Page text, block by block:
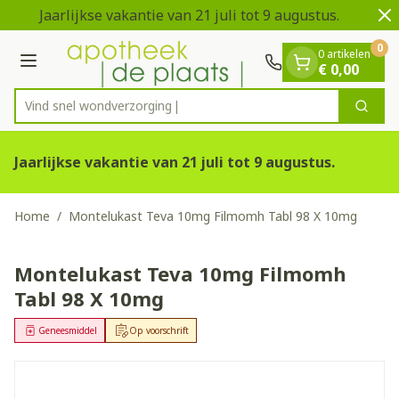
Ga naar de inhoud
1 van 2
Jaarlijkse vakantie van 21 juli tot 9 augustus.
Menu
Product, merk, categorie...
Vind snel wondv Zoek
0 artikelen
€ 0,00
0
Jaarlijkse vakantie van 21 juli tot 9 augustus.
Home / Montelukast Teva 10mg Filmomh Tabl 98 X 10mg
Montelukast Teva 10mg Filmomh
Tabl 98 X 10mg
Op voorschrift
Geneesmiddel